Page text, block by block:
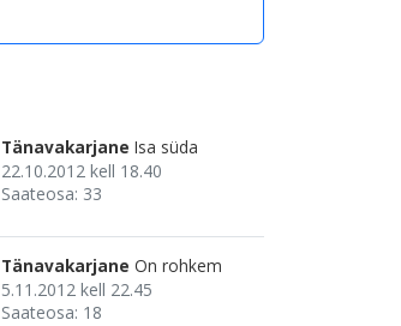
Tänavakarjane Isa süda
22.10.2012 kell 18.40
Saateosa: 33
Tänavakarjane On rohkem
5.11.2012 kell 22.45
Saateosa: 18